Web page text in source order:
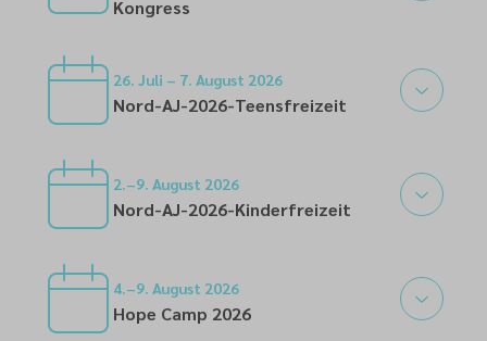
Kongress
26. Juli – 7. August 2026
Nord-AJ-2026-Teensfreizeit
2.–9. August 2026
Nord-AJ-2026-Kinderfreizeit
4.–9. August 2026
Hope Camp 2026